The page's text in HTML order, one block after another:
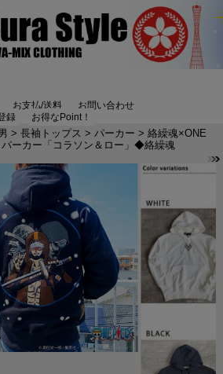
お支払/送料
お問い合わせ
録 お得なPoint！
> 長袖トップス > パーカー > 絡繰魂×ONE
ーカー「コラソン＆ロー」◆絡繰魂